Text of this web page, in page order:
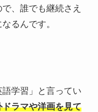
、誰でも継続さえ
るんです。
語学習」と言ってい
ドラマや洋画を見て